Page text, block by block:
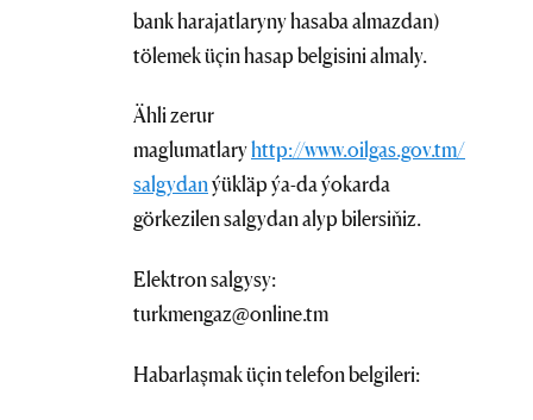
bank harajatlaryny hasaba almazdan)
tölemek üçin hasap belgisini almaly.
Ähli zerur
maglumatlaryhttp://www.oilgas.gov.tm/
salgydanýükläp ýa-da ýokarda
görkezilen salgydan alyp bilersiňiz.
Elektron salgysy:
turkmengaz@online.tm
Habarlaşmak üçin telefon belgileri: